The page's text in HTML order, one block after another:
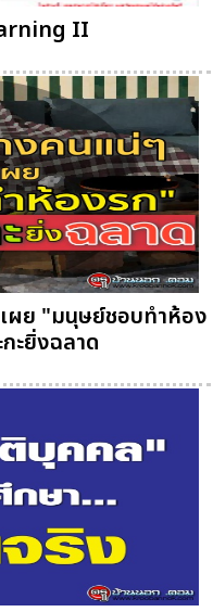
II
ผย "มนุษย์ชอบทำห้อง
ะยิ่งฉลาด